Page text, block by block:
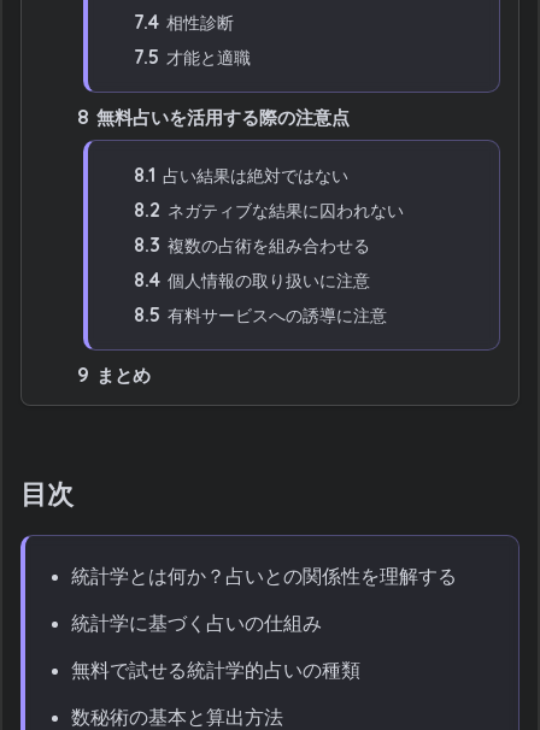
7.4 相性診断
7.5 才能と適職
8 無料占いを活用する際の注意点
8.1 占い結果は絶対ではない
8.2 ネガティブな結果に囚われない
8.3 複数の占術を組み合わせる
8.4 個人情報の取り扱いに注意
8.5 有料サービスへの誘導に注意
9 まとめ
目次
統計学とは何か？占いとの関係性を理解する
統計学に基づく占いの仕組み
無料で試せる統計学的占いの種類
数秘術の基本と算出方法